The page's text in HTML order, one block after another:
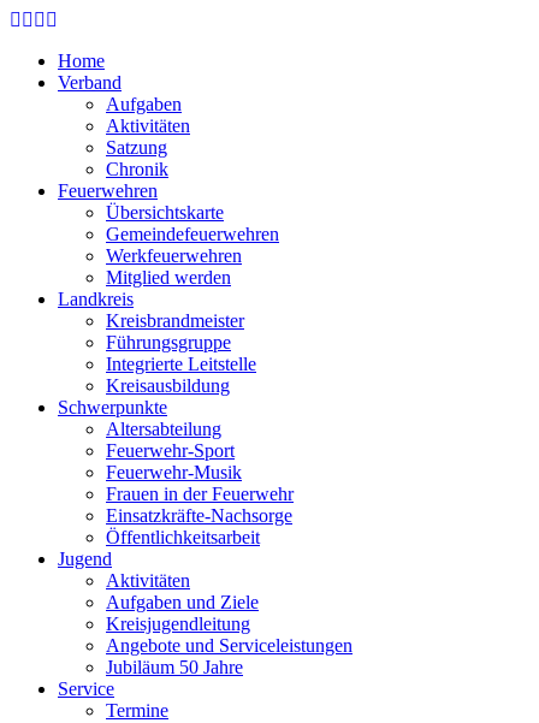
Skip
main
content
Home
Verband
Aufgaben
Aktivitäten
Satzung
Chronik
Feuerwehren
Übersichtskarte
Gemeindefeuerwehren
Werkfeuerwehren
Mitglied werden
Landkreis
Kreisbrandmeister
Führungsgruppe
Integrierte Leitstelle
Kreisausbildung
Schwerpunkte
Altersabteilung
Feuerwehr-Sport
Feuerwehr-Musik
Frauen in der Feuerwehr
Einsatzkräfte-Nachsorge
Öffentlichkeitsarbeit
Jugend
Aktivitäten
Aufgaben und Ziele
Kreisjugendleitung
Angebote und Serviceleistungen
Jubiläum 50 Jahre
Service
Termine